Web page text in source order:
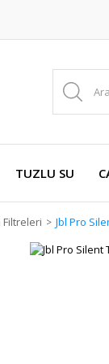
TUZLU SU
Filtreleri Jbl Pro